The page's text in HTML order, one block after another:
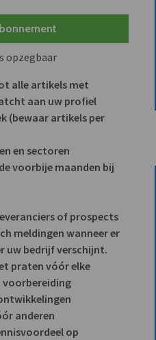
opzegbaar
alle artikels met
aan uw profiel
(bewaar artikels per
en sectoren
voorbije maanden bij
of prospects
meldingen wanneer er
uw bedrijf verschijnt.
praten vóór elke
voorbereiding
anderen
op